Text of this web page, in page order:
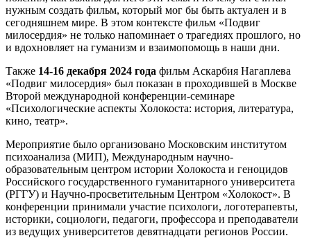
нужным создать фильм, который мог бы быть актуален и в
сегодняшнем мире. В этом контексте фильм «Подвиг
милосердия» не только напоминает о трагедиях прошлого, но
и вдохновляет на гуманизм и взаимопомощь в наши дни.
Также 14-16 декабря 2024 года фильм Аскарбия Нагаплева
«Подвиг милосердия» был показан в проходившей в Москве
Второй международной конференции-семинаре
«Психологические аспекты Холокоста: история, литература,
кино, театр».
Мероприятие было организовано Московским институтом
психоанализа (МИП), Международным научно-
образовательным центром истории Холокоста и геноцидов
Российского государственного гуманитарного университета
(РГГУ) и Научно-просветительным Центром «Холокост». В
конференции принимали участие психологи, логотерапевты,
историки, социологи, педагоги, профессора и преподаватели
из ведущих университетов девятнадцати регионов России.